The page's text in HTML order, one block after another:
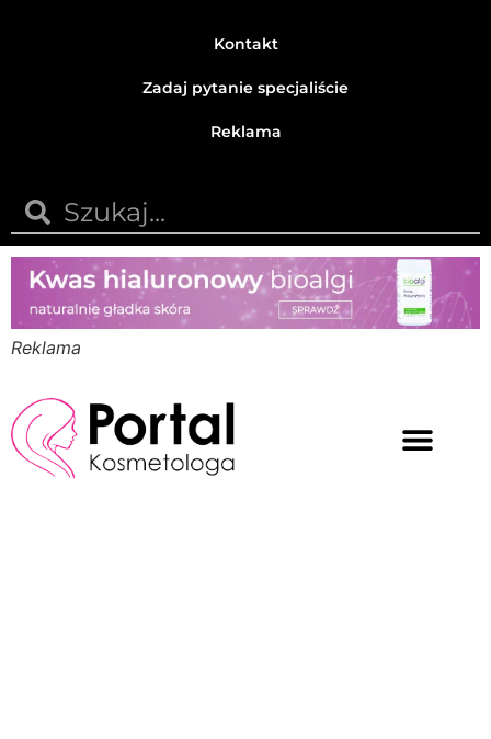
Kontakt
Zadaj pytanie specjaliście
Reklama
Reklama